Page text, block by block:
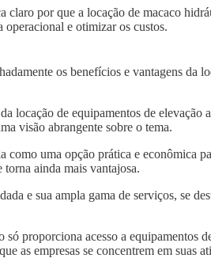
claro por que a locação de macaco
e otimizar os custos.
os benefícios e vantagens da
locação de equipamentos de
visão abrangente sobre o tema.
como uma opção prática e econômica
torna ainda mais vantajosa.
e sua ampla gama de serviços, se
proporciona acesso a equipamentos
as empresas se concentrem em suas